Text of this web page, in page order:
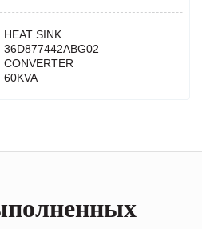
HEAT SINK
36D877442ABG02
CONVERTER
60KVA